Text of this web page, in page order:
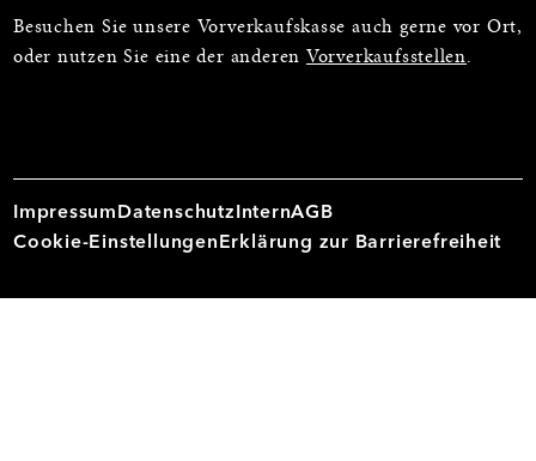
Besuchen Sie unsere Vorverkaufskasse auch gerne vor Ort,
oder nutzen Sie eine der anderen Vorverkaufsstellen.
Impressum Datenschutz InternAGB
Cookie-Einstellungen Erklärung zur Barrierefreiheit